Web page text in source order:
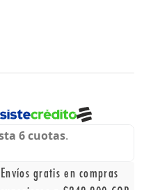
Envíos gratis en compras